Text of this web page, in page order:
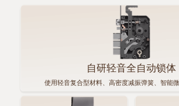
自研轻音全自动锁体
使用轻音复合型材料、高密度减振弹簧、智能